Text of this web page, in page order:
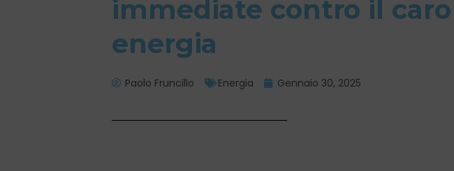
immediate contro il caro
energia
Paolo Fruncillo Energia Gennaio 30, 2025